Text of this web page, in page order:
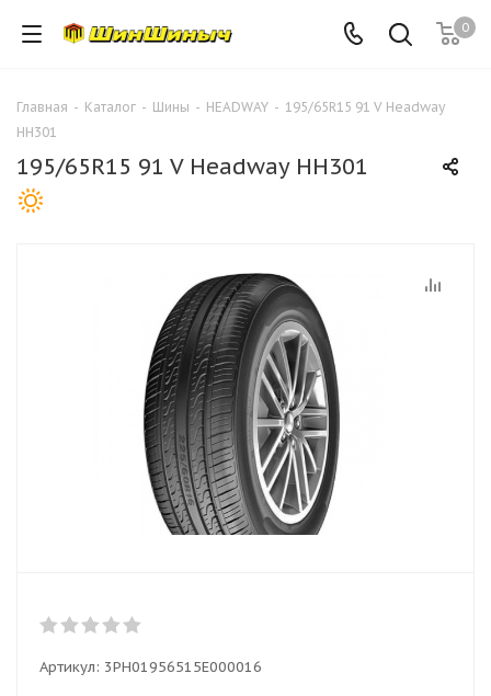
0
Главная - Каталог - Шины - HEADWAY - 195/65R15 91 V Headway
HH301
195/65R15 91 V Headway HH301
Артикул: 3PH01956515E000016